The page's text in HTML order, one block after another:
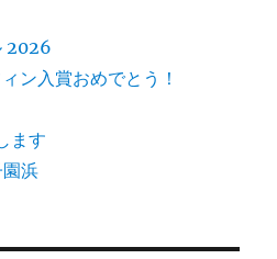
2026
ン入賞おめでとう！
ます
浜